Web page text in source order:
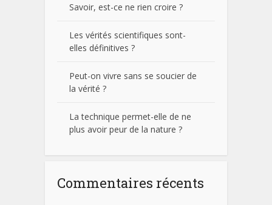
Savoir, est-ce ne rien croire ?
Les vérités scientifiques sont-
elles définitives ?
Peut-on vivre sans se soucier de
la vérité ?
La technique permet-elle de ne
plus avoir peur de la nature ?
Commentaires récents